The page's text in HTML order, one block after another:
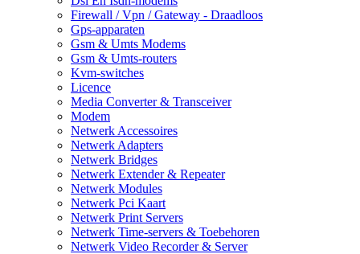
Firewall / Vpn / Gateway - Draadloos
Gps-apparaten
Gsm & Umts Modems
Gsm & Umts-routers
Kvm-switches
Licence
Media Converter & Transceiver
Modem
Netwerk Accessoires
Netwerk Adapters
Netwerk Bridges
Netwerk Extender & Repeater
Netwerk Modules
Netwerk Pci Kaart
Netwerk Print Servers
Netwerk Time-servers & Toebehoren
Netwerk Video Recorder & Server